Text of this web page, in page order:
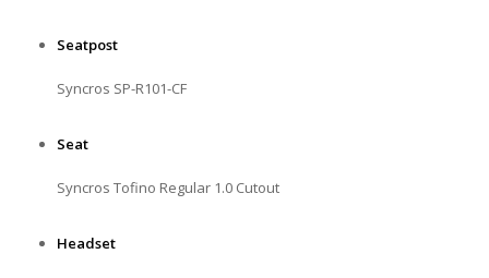
Seatpost
Syncros SP-R101-CF
Seat
Syncros Tofino Regular 1.0 Cutout
Headset